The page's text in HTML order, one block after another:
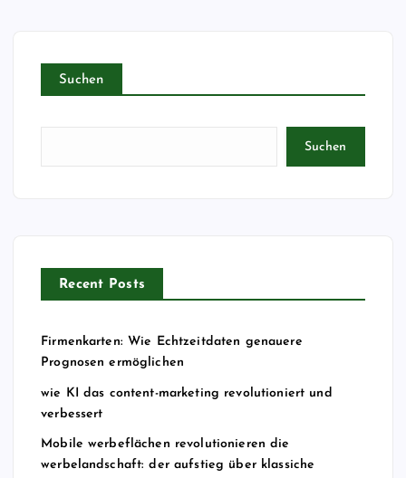
Suchen
Suchen
Recent Posts
Firmenkarten: Wie Echtzeitdaten genauere
Prognosen ermöglichen
wie KI das content-marketing revolutioniert und
verbessert
Mobile werbeflächen revolutionieren die
werbelandschaft: der aufstieg über klassiche